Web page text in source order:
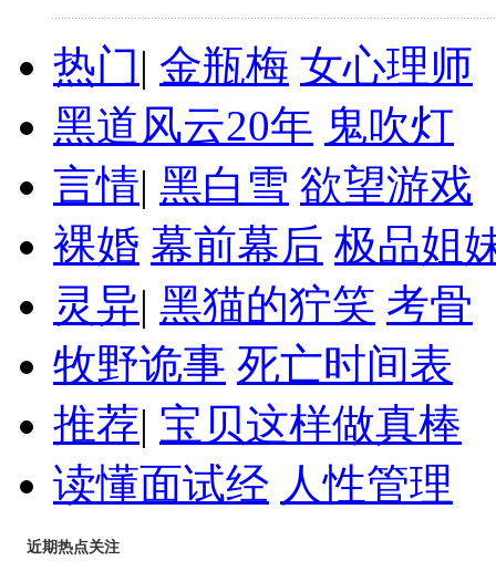
热门| 金瓶梅 女心理师
黑道风云20年 鬼吹灯
言情| 黑白雪 欲望游戏
裸婚 幕前幕后 极品姐
灵异| 黑猫的狞笑 考骨
牧野诡事 死亡时间表
推荐| 宝贝这样做真棒
读懂面试经 人性管理
近期热点关注